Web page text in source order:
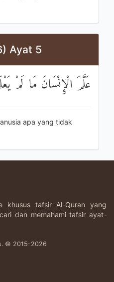
Ayat 5
عَلَّمَ الْإِنْسَانَ مَا لَمْ
apa yang tidak
khusus tafsir Al-Quran yang
dan memahami tafsir ayat-
© 2015-2026